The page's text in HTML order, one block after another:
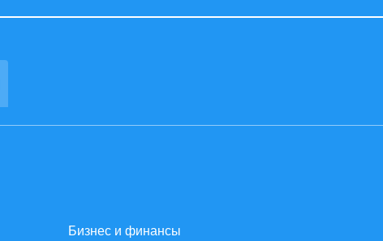
Бизнес и финансы